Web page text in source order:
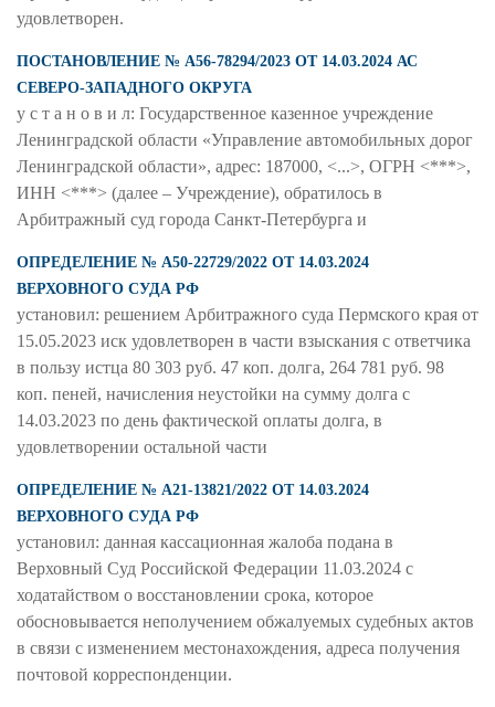
удовлетворен.
ПОСТАНОВЛЕНИЕ № А56-78294/2023 ОТ 14.03.2024 АС
СЕВЕРО-ЗАПАДНОГО ОКРУГА
у с т а н о в и л: Государственное казенное учреждение
Ленинградской области «Управление автомобильных дорог
Ленинградской области», адрес: 187000, <...>, ОГРН <***>,
ИНН <***> (далее – Учреждение), обратилось в
Арбитражный суд города Санкт-Петербурга и
ОПРЕДЕЛЕНИЕ № А50-22729/2022 ОТ 14.03.2024
ВЕРХОВНОГО СУДА РФ
установил: решением Арбитражного суда Пермского края от
15.05.2023 иск удовлетворен в части взыскания с ответчика
в пользу истца 80 303 руб. 47 коп. долга, 264 781 руб. 98
коп. пеней, начисления неустойки на сумму долга с
14.03.2023 по день фактической оплаты долга, в
удовлетворении остальной части
ОПРЕДЕЛЕНИЕ № А21-13821/2022 ОТ 14.03.2024
ВЕРХОВНОГО СУДА РФ
установил: данная кассационная жалоба подана в
Верховный Суд Российской Федерации 11.03.2024 с
ходатайством о восстановлении срока, которое
обосновывается неполучением обжалуемых судебных актов
в связи с изменением местонахождения, адреса получения
почтовой корреспонденции.